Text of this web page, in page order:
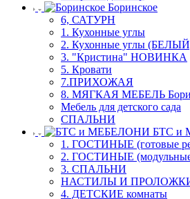
Боринское
6, САТУРН
1. Кухонные углы
2. Кухонные углы
3. "Кристина" НОВИНКА
5. Кровати
7.ПРИХОЖАЯ
8. МЯГКАЯ МЕБЕЛЬ
Мебель для детского сада
СПАЛЬНИ
БТС и
1. ГОСТИНЫЕ (готовые
2. ГОСТИНЫЕ
3. СПАЛЬНИ
НАСТИЛЫ И
4. ДЕТСКИЕ комнаты